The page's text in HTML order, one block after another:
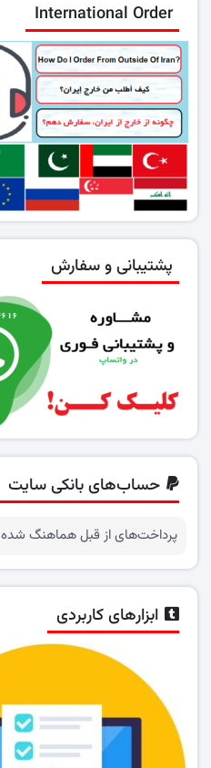
International Order
پشتیبانی و سفارش
حساب‌های بانکی سایت
پرداخت‌های از قبل هماهنگ شده
ابزارهای کاربردی